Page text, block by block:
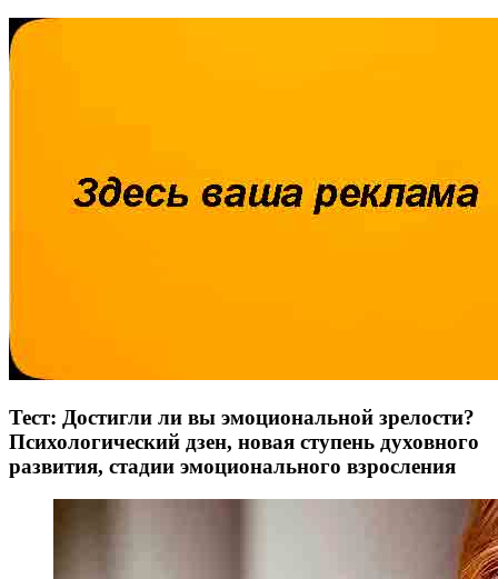
Тест: Достигли ли вы эмоциональной зрелости?
Психологический дзен, новая ступень духовного
развития, стадии эмоционального взросления